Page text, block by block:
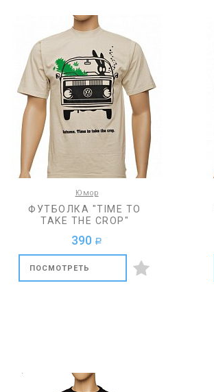
Юмор
ФУТБОЛКА "TIME TO
TAKE THE CROP"
390 a
ПОСМОТРЕТЬ